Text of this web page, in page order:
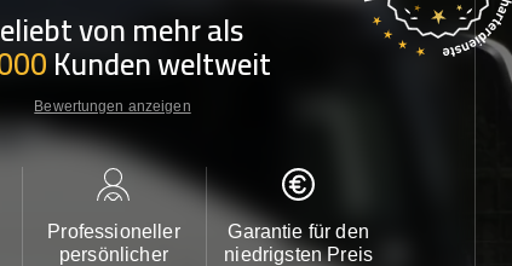
von mehr als
Kunden weltweit
Bewertungen anzeigen
Professioneller
persönlicher
Garantie für den
niedrigsten Preis